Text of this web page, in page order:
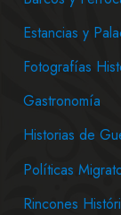
Estancias y
Fotografías
Gastronomía
Historias de
Políticas
Rincones